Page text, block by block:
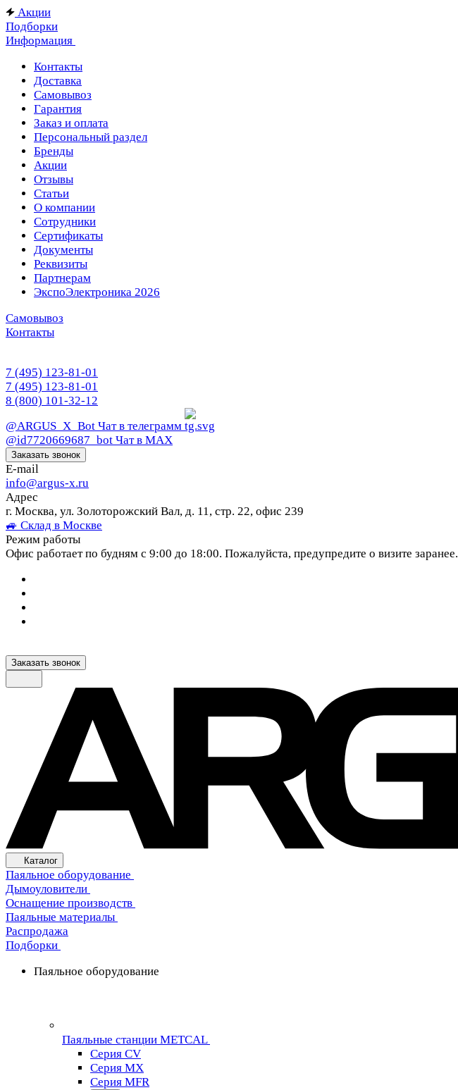
Акции
Подборки
Информация
Контакты
Доставка
Самовывоз
Гарантия
Заказ и оплата
Персональный раздел
Бренды
Акции
Отзывы
Статьи
О компании
Сотрудники
Сертификаты
Документы
Реквизиты
Партнерам
ЭкспоЭлектроника 2026
Самовывоз
Контакты
7 (495) 123-81-01
7 (495) 123-81-01
8 (800) 101-32-12
@ARGUS_X_Bot Чат в телеграмм
@id7720669687_bot Чат в МАХ
Заказать звонок
E-mail
info@argus-x.ru
Адрес
г. Москва, ул. Золоторожский Вал, д. 11, стр. 22, офис 239
🚙 Склад в Москве
Режим работы
Офис работает по будням с 9:00 до 18:00. Пожалуйста, предупредите о визите заранее.
Заказать звонок
Каталог
Паяльное оборудование
Дымоуловители
Оснащение производств
Паяльные материалы
Распродажа
Подборки
Паяльное оборудование
Паяльные станции METCAL
Серия CV
Серия MX
Серия MFR